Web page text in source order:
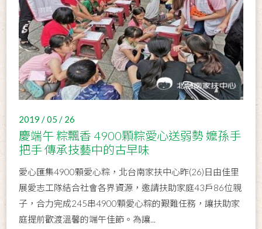
2019 / 05 / 26
慶端午 粽飄香 4900顆粽愛心送弱勢 嬤孫手
把手 傳承技藝中的古早味
愛心匯集4900顆愛心粽，北台南家扶中心昨(26)日由佳里
展愛志工隊結合社會各界資源，邀請扶助家庭43戶86位親
子，合力完成245串4900顆愛心粽的艱難任務，讓扶助家
庭提前歡渡溫馨的端午佳節。為讓...